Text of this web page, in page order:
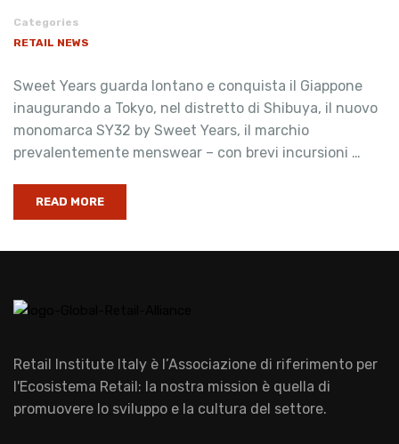
Categories
RETAIL NEWS
Sweet Years guarda lontano e conquista il Giappone
inaugurando a Tokyo, nel distretto di Shibuya, il nuovo
monomarca SY32 by Sweet Years, il marchio
prevalentemente menswear – con brevi incursioni …
READ MORE
Retail Institute Italy è l’Associazione di riferimento per
l'Ecosistema Retail: la nostra mission è quella di
promuovere lo sviluppo e la cultura del settore.